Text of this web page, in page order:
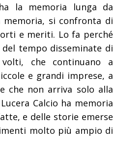
la memoria lunga da
memoria, si confronta di
e meriti. Lo fa perché
tempo disseminate di
che continuano a
e grandi imprese, a
che non arriva solo alla
Calcio ha memoria
e delle storie emerse
molto più ampio di